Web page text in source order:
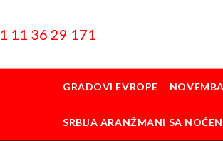
11 36 29 171
GRADOVI EVROPE
SRBIJA ARANŽMANI SA